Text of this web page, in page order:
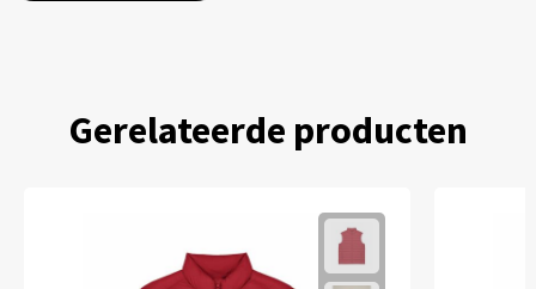
Gerelateerde producten